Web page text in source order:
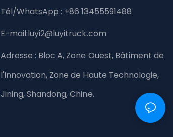
Tél/WhatsApp : +86 13455591488
E-mail:luyi2@luyitruck.com
Adresse : Bloc A, Zone Ouest, Bâtiment de
l'Innovation, Zone de Haute Technologie,
Jining, Shandong, Chine.